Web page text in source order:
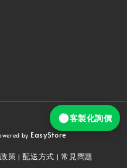
by EasyStore
策 | 配送方式 |常見問題
客製化詢價